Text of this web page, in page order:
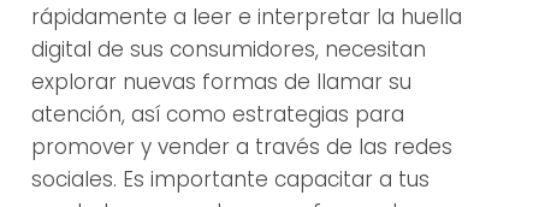
rápidamente a leer e interpretar la huella
digital de sus consumidores, necesitan
explorar nuevas formas de llamar su
atención, así como estrategias para
promover y vender a través de las redes
sociales. Es importante capacitar a tus